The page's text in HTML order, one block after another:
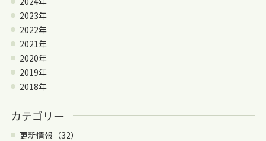
2023年
2022年
2021年
2020年
2019年
2018年
カテゴリー
更新情報（32）